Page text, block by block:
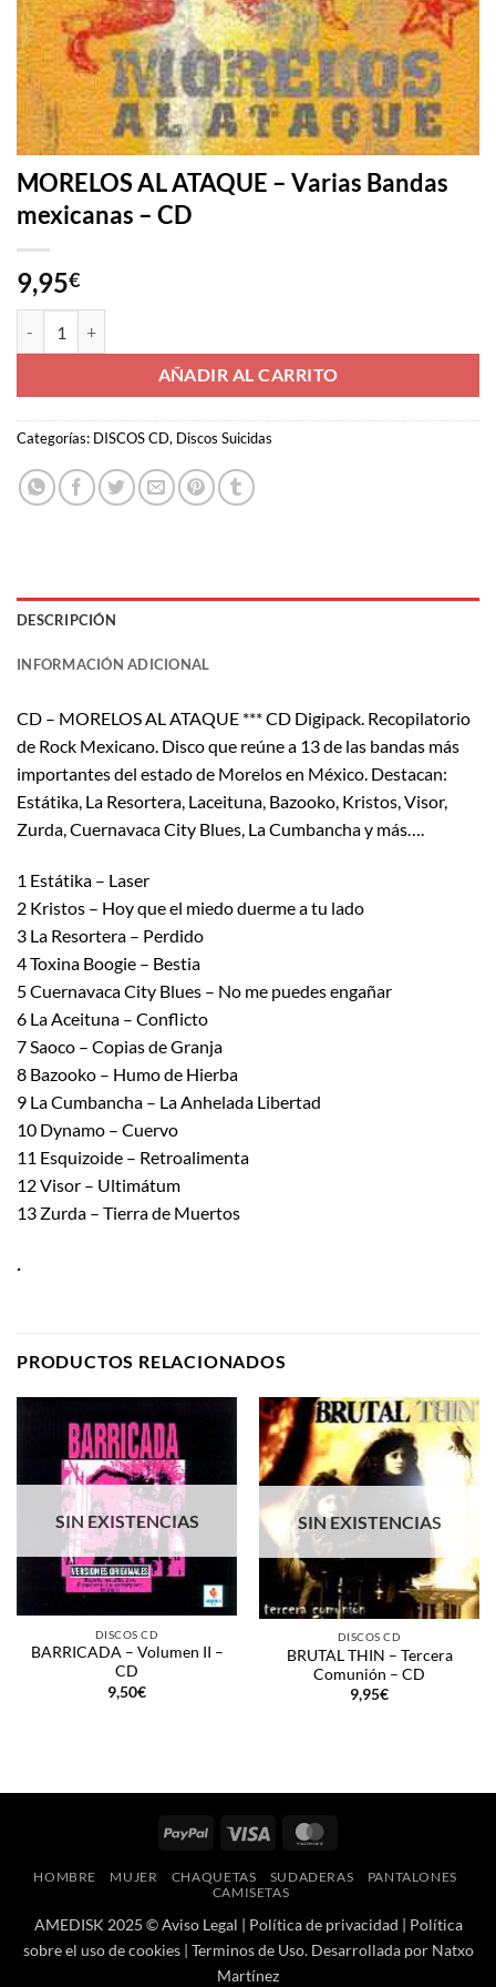
MORELOS AL ATAQUE – Varias Bandas
mexicanas – CD
9,95€
AÑADIR AL CARRITO
Categorías: DISCOS CD, Discos Suicidas
DESCRIPCIÓN
INFORMACIÓN ADICIONAL
CD – MORELOS AL ATAQUE *** CD Digipack. Recopilatorio
de Rock Mexicano. Disco que reúne a 13 de las bandas más
importantes del estado de Morelos en México. Destacan:
Estátika, La Resortera, Laceituna, Bazooko, Kristos, Visor,
Zurda, Cuernavaca City Blues, La Cumbancha y más….
1 Estátika – Laser
2 Kristos – Hoy que el miedo duerme a tu lado
3 La Resortera – Perdido
4 Toxina Boogie – Bestia
5 Cuernavaca City Blues – No me puedes engañar
6 La Aceituna – Conflicto
7 Saoco – Copias de Granja
8 Bazooko – Humo de Hierba
9 La Cumbancha – La Anhelada Libertad
10 Dynamo – Cuervo
11 Esquizoide – Retroalimenta
12 Visor – Ultimátum
13 Zurda – Tierra de Muertos
.
PRODUCTOS RELACIONADOS
SIN EXISTENCIAS
DISCOS CD
BARRICADA – Volumen II –
CD
9,50€
SIN EXISTENCIAS
DISCOS CD
BRUTAL THIN – Tercera
Comunión – CD
9,95€
PayPal Visa
HOMBRE MUJER CHAQUETAS SUDADERAS
PANTALONES
CAMISETAS
AMEDISK 2025 ©Aviso Legal | Política de privacidad | Política
sobre el uso de cookies| Terminos de Uso. Desarrollada por Natxo
Martínez